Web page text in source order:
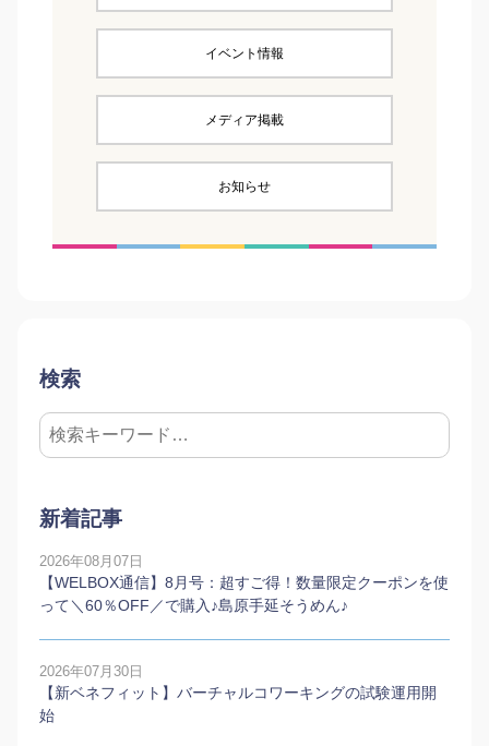
イベント情報
メディア掲載
お知らせ
検索
新着記事
2026年08月07日
【WELBOX通信】8月号：超すご得！数量限定クーポンを使
って＼60％OFF／で購入♪島原手延そうめん♪
2026年07月30日
【新ベネフィット】バーチャルコワーキングの試験運用開
始